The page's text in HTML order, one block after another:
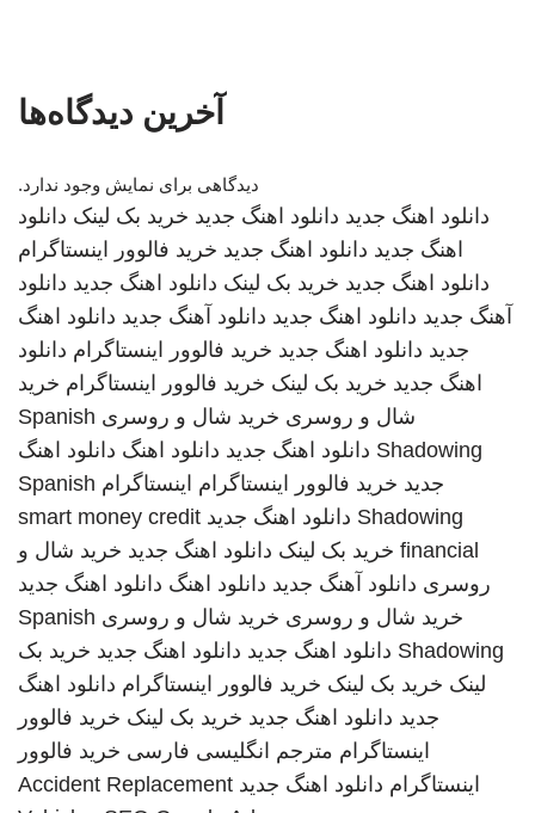
آخرین دیدگاه‌ها
دیدگاهی برای نمایش وجود ندارد.
دانلود اهنگ جدید دانلود اهنگ جدید خرید بک لینک دانلود
اهنگ جدید دانلود اهنگ جدید خرید فالوور اینستاگرام
دانلود اهنگ جدید خرید بک لینک دانلود اهنگ جدید دانلود
آهنگ جدید دانلود اهنگ جدید دانلود آهنگ جدید دانلود اهنگ
جدید دانلود اهنگ جدید خرید فالوور اینستاگرام دانلود
اهنگ جدید خرید بک لینک خرید فالوور اینستاگرام خرید
شال و روسری خرید شال و روسری Spanish
Shadowing دانلود اهنگ جدید دانلود اهنگ دانلود اهنگ
جدید خرید فالوور اینستاگرام اینستاگرام Spanish
Shadowing دانلود اهنگ جدید smart money credit
financial خرید بک لینک دانلود اهنگ جدید خرید شال و
روسری دانلود آهنگ جدید دانلود اهنگ دانلود اهنگ جدید
خرید شال و روسری خرید شال و روسری Spanish
Shadowing دانلود اهنگ جدید دانلود اهنگ جدید خرید بک
لینک خرید بک لینک خرید فالوور اینستاگرام دانلود اهنگ
جدید دانلود اهنگ جدید خرید بک لینک خرید فالوور
اینستاگرام مترجم انگلیسی فارسی خرید فالوور
اینستاگرام دانلود اهنگ جدید Accident Replacement